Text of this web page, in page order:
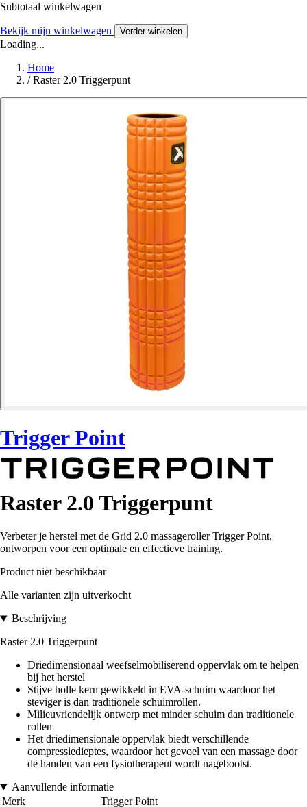
Subtotaal winkelwagen
Bekijk mijn winkelwagen Verder winkelen
Loading...
Home
/ Raster 2.0 Triggerpunt
Trigger Point
Raster 2.0 Triggerpunt
Verbeter je herstel met de Grid 2.0 massageroller Trigger Point,
ontworpen voor een optimale en effectieve training.
Product niet beschikbaar
Alle varianten zijn uitverkocht
Beschrijving
Raster 2.0 Triggerpunt
Driedimensionaal weefselmobiliserend oppervlak om te helpen
bij het herstel
Stijve holle kern gewikkeld in EVA-schuim waardoor het
steviger is dan traditionele schuimrollen.
Milieuvriendelijk ontwerp met minder schuim dan traditionele
rollen
Het driedimensionale oppervlak biedt verschillende
compressiedieptes, waardoor het gevoel van een massage door
de handen van een fysiotherapeut wordt nagebootst.
Aanvullende informatie
Merk
Trigger Point